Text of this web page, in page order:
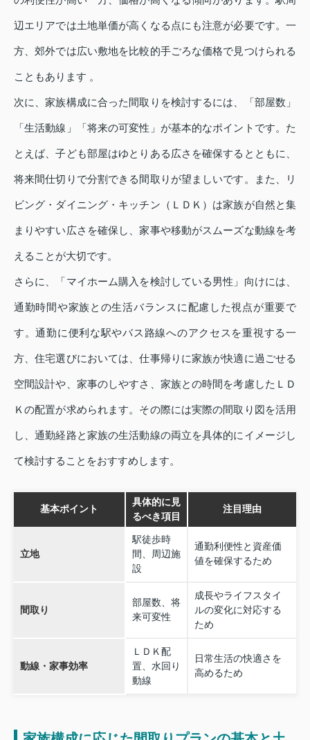
辺エリアでは土地単価が高くなる点にも注意が必要です。一
方、郊外では広い敷地を比較的手ごろな価格で見つけられる
こともあります 。
次に、家族構成に合った間取りを検討するには、「部屋数」
「生活動線」「将来の可変性」が基本的なポイントです。た
とえば、子ども部屋はゆとりある広さを確保するとともに、
将来間仕切りで分割できる間取りが望ましいです。また、リ
ビング・ダイニング・キッチン（ＬＤＫ）は家族が自然と集
まりやすい広さを確保し、家事や移動がスムーズな動線を考
えることが大切です。
さらに、「マイホーム購入を検討している男性」向けには、
通勤時間や家族との生活バランスに配慮した視点が重要で
す。通勤に便利な駅やバス路線へのアクセスを重視する一
方、住宅選びにおいては、仕事帰りに家族が快適に過ごせる
空間設計や、家事のしやすさ、家族との時間を考慮したＬＤ
Ｋの配置が求められます。その際には実際の間取り図を活用
し、通勤経路と家族の生活動線の両立を具体的にイメージし
て検討することをおすすめします。
基本ポイント
具体的に見
るべき項目
注目理由
立地
駅徒歩時
間、周辺施
設
通勤利便性と資産価
値を確保するため
間取り
部屋数、将
来可変性
成長やライフスタイ
ルの変化に対応する
ため
動線・家事効率
ＬＤＫ配
置、水回り
動線
日常生活の快適さを
高めるため